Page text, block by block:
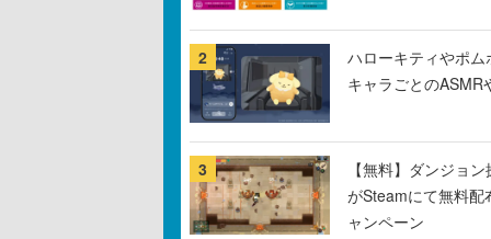
2
ハローキティやポム
キャラごとのASMR
3
【無料】ダンジョ
がSteamにて無料
ャンペーン